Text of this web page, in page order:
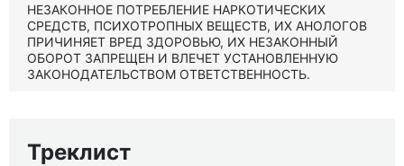
НЕЗАКОННОЕ ПОТРЕБЛЕНИЕ НАРКОТИЧЕСКИХ
СРЕДСТВ, ПСИХОТРОПНЫХ ВЕЩЕСТВ, ИХ АНОЛОГОВ
ПРИЧИНЯЕТ ВРЕД ЗДОРОВЬЮ, ИХ НЕЗАКОННЫЙ
ОБОРОТ ЗАПРЕЩЕН И ВЛЕЧЕТ УСТАНОВЛЕННУЮ
ЗАКОНОДАТЕЛЬСТВОМ ОТВЕТСТВЕННОСТЬ.
Треклист